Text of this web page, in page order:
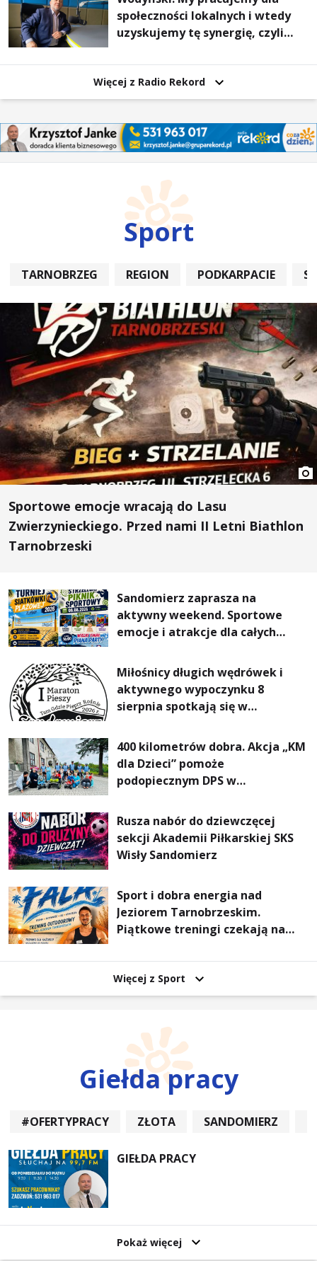
społeczności lokalnych i wtedy
uzyskujemy tę synergię, czyli
Więcej z Radio Rekord
Sport
TARNOBRZEG REGION PODKARPACIE
Sportowe emocje wracają do Lasu
Zwierzynieckiego. Przed nami II Letni Biathlon
Tarnobrzeski
Sandomierz zaprasza na
aktywny weekend. Sportowe
emocje i atrakcje dla całych
Miłośnicy długich wędrówek i
aktywnego wypoczynku 8
sierpnia spotkają się w
Pieszym „Tam Gdzie Pieprz
Rośnie”
400 kilometrów dobra. Akcja „KM
dla Dzieci” pomoże
podopiecznym DPS w
Rusza nabór do dziewczęcej
sekcji Akademii Piłkarskiej SKS
Wisły Sandomierz
Sport i dobra energia nad
Jeziorem Tarnobrzeskim.
Piątkowe treningi czekają na
Więcej z Sport
Giełda pracy
#OFERTYPRACY ZŁOTA SANDOMIERZ
GIEŁDA PRACY
Pokaż więcej